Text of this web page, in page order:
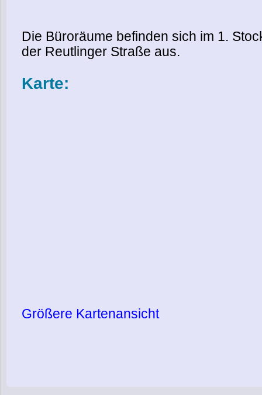
Die Büroräume befinden sich im 1.
der Reutlinger Straße aus.
Karte:
Größere Kartenansicht